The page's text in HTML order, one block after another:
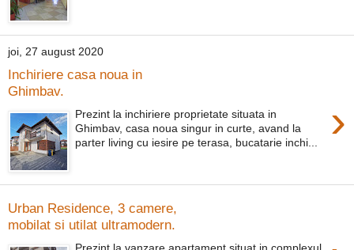
joi, 27 august 2020
Inchiriere casa noua in
Ghimbav.
›
Prezint la inchiriere proprietate situata in
Ghimbav, casa noua singur in curte, avand la
parter living cu iesire pe terasa, bucatarie inchi...
Urban Residence, 3 camere,
mobilat si utilat ultramodern.
Prezint la vanzare apartament situat in complexul